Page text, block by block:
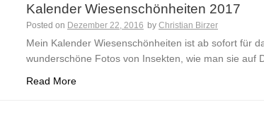
Kalender Wiesenschönheiten 2017
Posted on Dezember 22, 2016 by Christian Birzer
Mein Kalender Wiesenschönheiten ist ab sofort für
wunderschöne Fotos von Insekten, wie man sie auf
Read More